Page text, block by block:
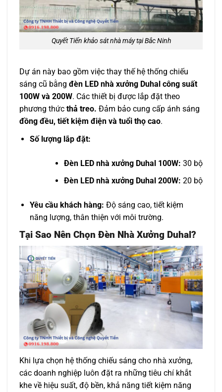
Quyết Tiến khảo sát nhà máy tại Bắc Ninh
Dự án này bao gồm việc thay thế hệ thống chiếu
sáng cũ bằng đèn LED nhà xưởng Duhal công suất
100W và 200W. Các thiết bị được lắp đặt theo
phương thức thả treo. Đảm bảo cung cấp ánh sáng
đồng đều, tiết kiệm điện và tuổi thọ cao.
Số lượng lắp đặt:
Đèn LED nhà xưởng Duhal 100W: 30 bộ
Đèn LED nhà xưởng Duhal 200W: 20 bộ
Yêu cầu khách hàng: Độ sáng cao, tiết kiệm
năng lượng, thân thiện với môi trường.
Tại Sao Nên Chọn Đèn Nhà Xưởng Duhal?
Khi lựa chọn hệ thống chiếu sáng cho nhà xưởng,
các doanh nghiệp luôn đặt ra những tiêu chí khắt
khe về hiệu suất, độ bền, khả năng tiết kiệm năng